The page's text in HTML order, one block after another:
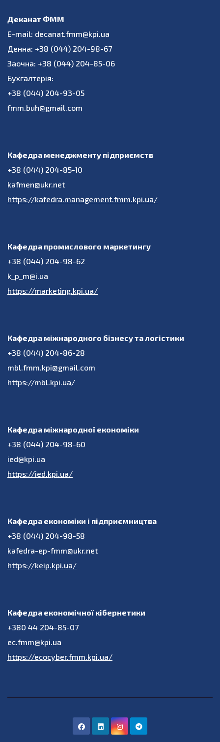
Деканат ФММ
E-mail: decanat.fmm@kpi.ua
Денна: +38 (044) 204-98-67
Заочна: +38 (044) 204-85-06
Бухгалтерія:
+38 (044) 204-93-05
fmm.buh@gmail.com
Кафедра менеджменту підприємств
+38 (044) 204-85-10
kafmen@ukr.net
https://kafedra.management.fmm.kpi.ua/
Кафедра промислового маркетингу
+38 (044) 204-98-62
k_p_m@i.ua
https://marketing.kpi.ua/
Кафедра міжнародного бізнесу та логістики
+38 (044) 204-86-28
mbl.fmm.kpi@gmail.com
https://mbl.kpi.ua/
Кафедра міжнародної економіки
+38 (044) 204-98-60
ied@kpi.ua
https://ied.kpi.ua/
Кафедра економіки і підприємництва
+38 (044) 204-98-58
kafedra-ep-fmm@ukr.net
https://keip.kpi.ua/
Кафедра економічної кібернетики
+380 44 204-85-07
ec.fmm@kpi.ua
https://ecocyber.fmm.kpi.ua/